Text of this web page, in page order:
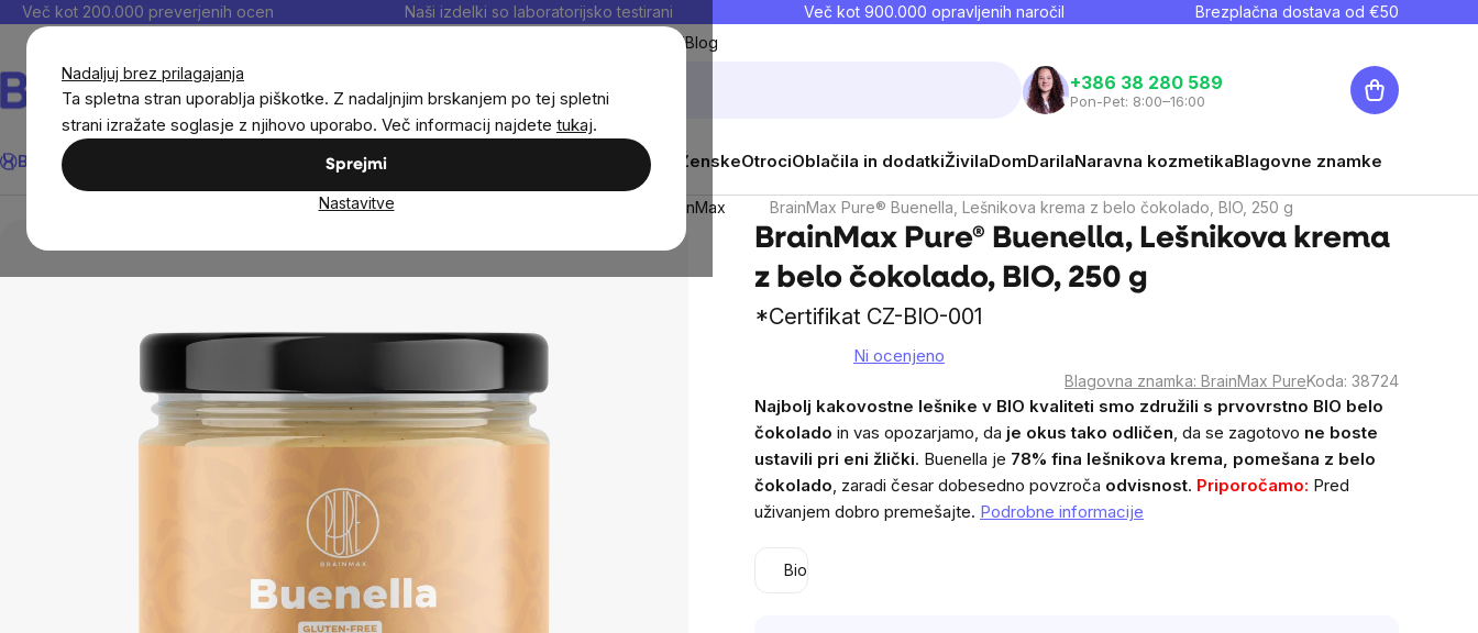
Nadaljuj brez prilagajanja
Ta spletna stran uporablja piškotke. Z nadaljnjim brskanjem po tej spletni
strani izražate soglasje z njihovo uporabo. Več informacij najdete tukaj.
Sprejmi
Nastavitve
Preskoči
Več kot 200.000 preverjenih ocen Naši izdelki so laboratorijsko testirani Več kot 900.000 opravljenih naročil Brezplačna dostava od €50
Moji priljubljeniBlog
Išči
+386 38 280 589
Pon-Pet: 8:00–16:00
Košarica
BrainMax® Prehranska dopolnila in prehrana Moški ŽenskeOtrociOblačila in dodatkiŽivilaDomDarilaNaravna kozmetikaBlagovne znamke
Oreškove kreme, džemi in marmelade BIO lešnikove kreme BrainMax BrainMax Pure® Buenella, Lešnikova krema z belo čokolado, BIO, 250 g
BrainMax Pure® Buenella, Lešnikova krema
z belo čokolado, BIO, 250 g
*Certifikat CZ-BIO-001
product
rating
is
0,0
Ni ocenjeno
Blagovna znamka: BrainMax PureKoda: 38724
Najbolj kakovostne lešnike v BIO kvaliteti smo združili s prvovrstno BIO belo
čokolado in vas opozarjamo, da je okus tako odličen, da se zagotovo ne boste
ustavili pri eni žlički. Buenella je 78% fina lešnikova krema, pomešana z belo
čokolado, zaradi česar dobesedno povzroča odvisnost. Priporočamo: Pred
uživanjem dobro premešajte. Podrobne informacije
Bio